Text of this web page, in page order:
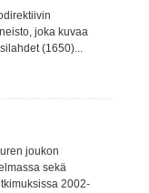
joka kuvaa
(1650)...
joukon
sekä
2002-